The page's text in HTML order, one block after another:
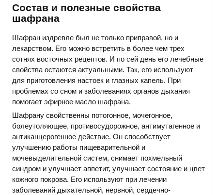
Состав и полезные свойства
шафрана
Шафран издревле был не только приправой, но и
лекарством. Его можно встретить в более чем трех
сотнях восточных рецептов. И по сей день его лечебные
свойства остаются актуальными. Так, его используют
для приготовления настоек и глазных капель. При
проблемах со сном и заболеваниях органов дыхания
помогает эфирное масло шафрана.
Шафрану свойственны потогонное, мочегонное,
болеутоляющее, противосудорожное, антимутагенное и
антиканцерогенное действие. Он способствует
улучшению работы пищеварительной и
мочевыделительной систем, снимает похмельный
синдром и улучшает аппетит, улучшает состояние и цвет
кожного покрова. Его используют при лечении
заболеваний дыхательной, нервной, сердечно-